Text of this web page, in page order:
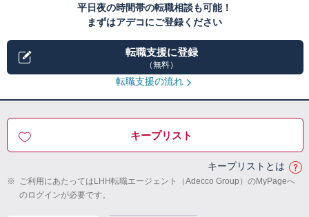
平日夜の時間帯の転職相談も可能！
まずはアデコにご登録ください
転職支援に登録
（無料）
転職支援の流れ
キープリスト
キープリストとは
※ ご利用にあたってはLHH転職エージェント（Adecco Group）のMyPageへ
のログインが必要です。